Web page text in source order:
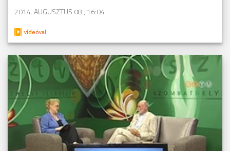
2014. AUGUSZTUS 08., 16:04